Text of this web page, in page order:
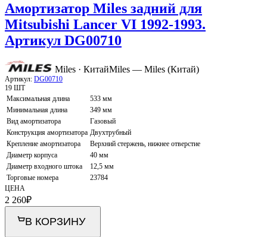
Амортизатор Miles задний для
Mitsubishi Lancer VI 1992-1993.
Артикул DG00710
Miles · КитайMiles — Miles (Китай)
Артикул: DG00710
19 ШТ
Максимальная длина
533 мм
Минимальная длина
349 мм
Вид амортизатора
Газовый
Конструкция амортизатора Двухтрубный
Крепление амортизатора
Верхний стержень, нижнее отверстие
Диаметр корпуса
40 мм
Диаметр входного штока
12,5 мм
Торговые номера
23784
ЦЕНА
2 260₽
В КОРЗИНУ